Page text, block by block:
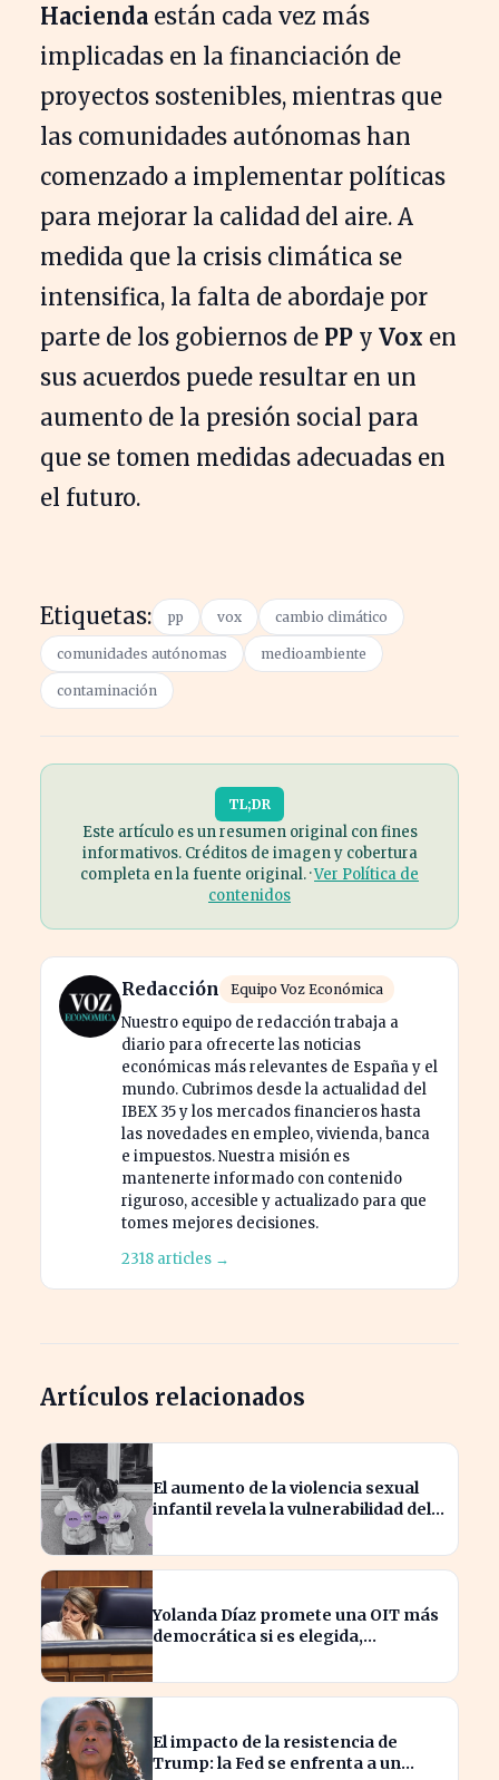
Hacienda están cada vez más
implicadas en la financiación de
proyectos sostenibles, mientras que
las comunidades autónomas han
comenzado a implementar políticas
para mejorar la calidad del aire. A
medida que la crisis climática se
intensifica, la falta de abordaje por
parte de los gobiernos de PP y Vox en
sus acuerdos puede resultar en un
aumento de la presión social para
que se tomen medidas adecuadas en
el futuro.
Etiquetas: pp vox cambio climático
comunidades autónomas medioambiente
contaminación
TL;DR
Este artículo es un resumen original con fines
informativos. Créditos de imagen y cobertura
completa en la fuente original. ·Ver Política de
contenidos
Redacción Equipo Voz Económica
Nuestro equipo de redacción trabaja a
diario para ofrecerte las noticias
económicas más relevantes de España y el
mundo. Cubrimos desde la actualidad del
IBEX 35 y los mercados financieros hasta
las novedades en empleo, vivienda, banca
e impuestos. Nuestra misión es
mantenerte informado con contenido
riguroso, accesible y actualizado para que
tomes mejores decisiones.
2318 articles →
Artículos relacionados
El aumento de la violencia sexual
infantil revela la vulnerabilidad del
Yolanda Díaz promete una OIT más
democrática si es elegida,
El impacto de la resistencia de
Trump: la Fed se enfrenta a un